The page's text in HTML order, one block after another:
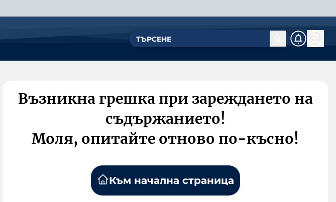
Възникна грешка при зареждането на
съдържанието!
Моля, опитайте отново по-късно!
Към начална страница